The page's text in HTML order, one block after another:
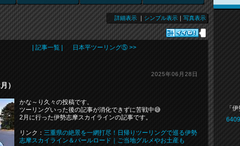
詳細表示 ｜ シンプル表示 ｜ 写真表示
| 記事一覧 | 日本平ツーリング⑤ >>
2025年06月28日
）
かな～り久々の投稿です。
ツーリングいった後の記事が消化できずに苦戦中😅
2月に行った伊勢志摩スカイラインの記事です。
リンク： 三重県の絶景を一網打尽！日帰りツーリングで巡る伊勢
志摩スカイライン＆パールロード｜ご当地グルメやお土産も
「